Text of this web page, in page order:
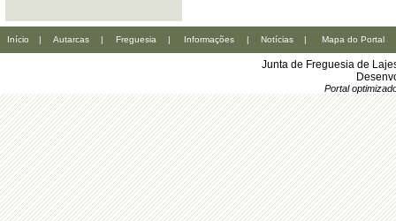
Início | Autarcas | Freguesia | Informações | Notícias | Mapa do Portal
Junta de Freguesia de
Portal